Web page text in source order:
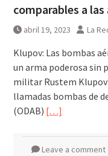
comparables a
abril 19, 2023 La
Klupov: Las bombas
un arma poderosa sin
militar Rustem
llamadas bombas de
(ODAB) […]
Leave a comment